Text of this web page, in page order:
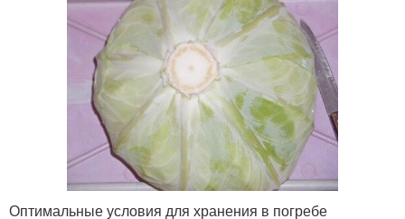
Оптимальные условия для хранения в погребе